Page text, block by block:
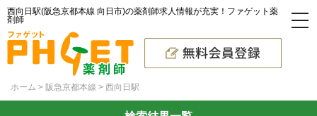
西向日駅(阪急京都本線 向日市)の薬剤師求人情報が充実！ファゲット薬
剤師
ホーム 阪急京都本線 西向日駅